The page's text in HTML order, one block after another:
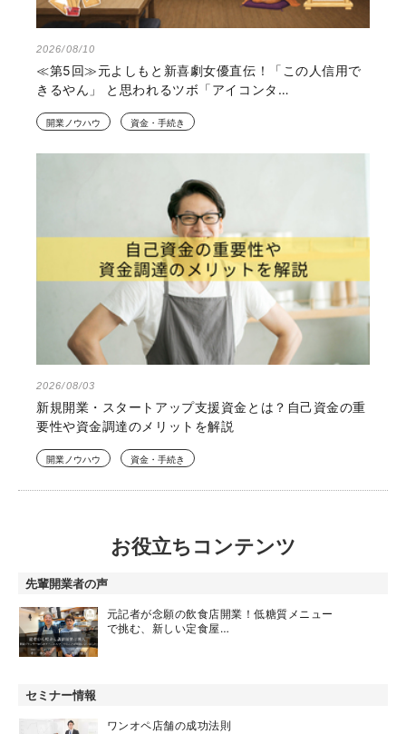
2026/08/10
≪第5回≫元よしもと新喜劇女優直伝！「この人信用で
きるやん」 と思われるツボ「アイコンタ…
開業ノウハウ 資金・手続き
2026/08/03
新規開業・スタートアップ支援資金とは？自己資金の重
要性や資金調達のメリットを解説
開業ノウハウ 資金・手続き
お役立ちコンテンツ
先輩開業者の声
元記者が念願の飲食店開業！低糖質メニュー
で挑む、新しい定食屋…
セミナー情報
ワンオペ店舗の成功法則